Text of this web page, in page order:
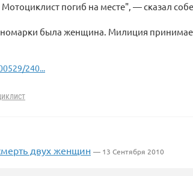
погиб на месте", — сказал
была женщина. Милиция
240...
двух женщин — 13 Сентября 2010